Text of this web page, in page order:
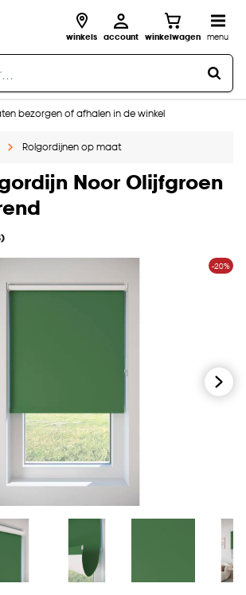
winkels account winkelwagen menu
bezorgen of afhalen in de winkel
raam advies en inmeten aan huis
Rolgordijnen op maat
Noor Olijfgroen
)
-20%